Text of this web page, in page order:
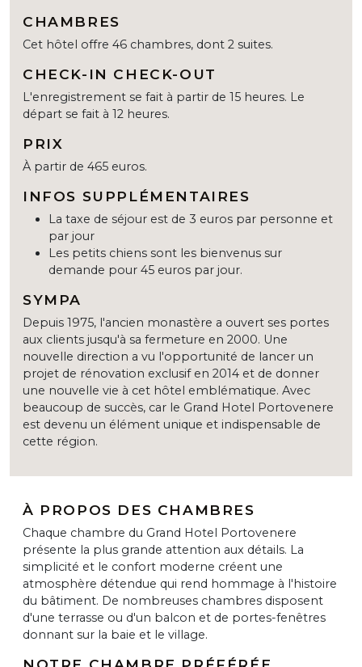
CHAMBRES
Cet hôtel offre 46 chambres, dont 2 suites.
CHECK-IN CHECK-OUT
L'enregistrement se fait à partir de 15 heures. Le
départ se fait à 12 heures.
PRIX
À partir de 465 euros.
INFOS SUPPLÉMENTAIRES
La taxe de séjour est de 3 euros par personne et
par jour
Les petits chiens sont les bienvenus sur
demande pour 45 euros par jour.
SYMPA
Depuis 1975, l'ancien monastère a ouvert ses portes
aux clients jusqu'à sa fermeture en 2000. Une
nouvelle direction a vu l'opportunité de lancer un
projet de rénovation exclusif en 2014 et de donner
une nouvelle vie à cet hôtel emblématique. Avec
beaucoup de succès, car le Grand Hotel Portovenere
est devenu un élément unique et indispensable de
cette région.
À PROPOS DES CHAMBRES
Chaque chambre du Grand Hotel Portovenere
présente la plus grande attention aux détails. La
simplicité et le confort moderne créent une
atmosphère détendue qui rend hommage à l'histoire
du bâtiment. De nombreuses chambres disposent
d'une terrasse ou d'un balcon et de portes-fenêtres
donnant sur la baie et le village.